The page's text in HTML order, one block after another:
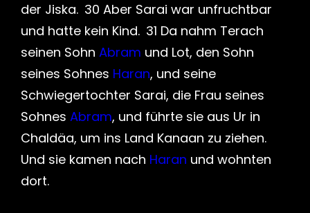
der Jiska. 30 Aber Sarai war unfruchtbar
und hatte kein Kind. 31 Da nahm Terach
seinen Sohn Abram und Lot, den Sohn
seines Sohnes Haran, und seine
Schwiegertochter Sarai, die Frau seines
Sohnes Abram, und führte sie aus Ur in
Chaldäa, um ins Land Kanaan zu ziehen.
Und sie kamen nach Haran und wohnten
dort.